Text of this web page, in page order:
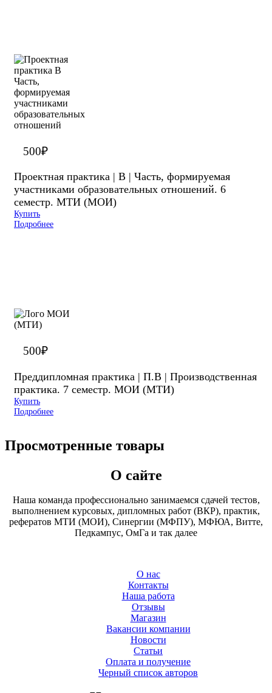
500₽
Проектная практика | В | Часть, формируемая
участниками образовательных отношений. 6
семестр. МТИ (МОИ)
Купить
Подробнее
500₽
Преддипломная практика | П.В | Производственная
практика. 7 семестр. МОИ (МТИ)
Купить
Подробнее
Просмотренные товары
О сайте
Наша команда профессионально занимаемся сдачей тестов,
выполнением курсовых, дипломных работ (ВКР), практик,
рефератов МТИ (МОИ), Синергии (МФПУ), МФЮА, Витте,
Педкампус, ОмГа и так далее
О нас
Контакты
Наша работа
Отзывы
Магазин
Вакансии компании
Новости
Статьи
Оплата и получение
Черный список авторов